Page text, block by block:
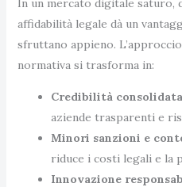
affidabilità legale dà un
sfruttano appieno.
normativa si trasforma in:
Credibilità
aziende trasparenti e
Minori sanzioni e
riduce i costi legali e la
Innovazione